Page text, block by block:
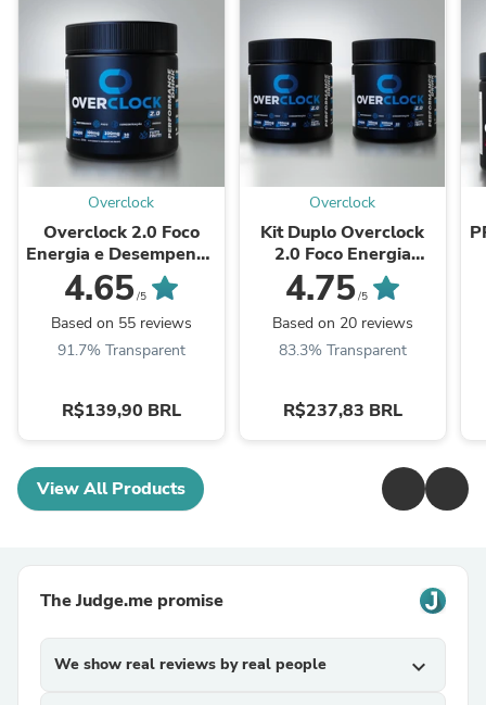
Overclock
Overclock 2.0 Foco
Energia e Desempenho
Mental
4.65/5
Based on 55 reviews
91.7% Transparent
R$139,90 BRL
Overclock
Kit Duplo Overclock
2.0 Foco Energia
Performance
4.75/5
Based on 20 reviews
83.3% Transparent
R$237,83 BRL
View All Products
The Judge.me promise
We show real reviews by real people expand_more